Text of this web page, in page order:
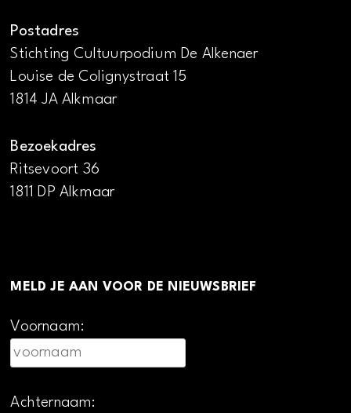
Postadres
Stichting Cultuurpodium De Alkenaer
Louise de Colignystraat 15
1814 JA Alkmaar
Bezoekadres
Ritsevoort 36
1811 DP Alkmaar
MELD JE AAN VOOR DE NIEUWSBRIEF
Voornaam:
Achternaam: